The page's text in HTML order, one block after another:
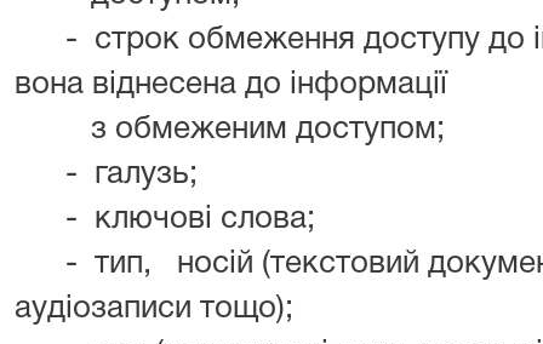
- строк обмеження доступу до
вона віднесена до інформації
з обмеженим доступом;
- галузь;
- ключові слова;
- тип, носій (текстовий
аудіозаписи тощо);